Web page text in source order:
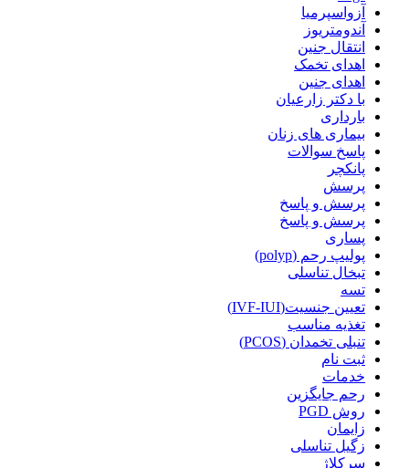
آزواسپرمیا
آندومتریوز
انتقال جنین
اهدای تخمک
اهدای جنین
با دکتر زارعیان
بارداری
بیماری های زنان
پاسخ سوالات
پانکچر
پرسش
پرسش و پاسخ
پرسش و پاسخ
پساری
پولیپ رحم (polyp)
تبخال تناسلی
تسه
تعیین جنسیت(IVF-IUI)
تغذیه مناسب
تنبلی تخمدان (PCOS)
ثبت نام
خدمات
رحم جایگزین
روش PGD
زایمان
زگیل تناسلی
سرکلاژ